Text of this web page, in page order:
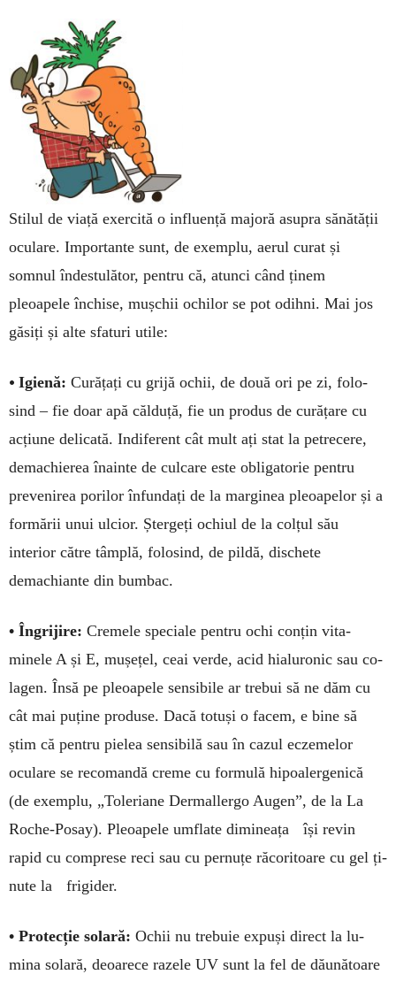
Stilul de viață exercită o influență majoră asu­pra sănătății
oculare. Impor­tante sunt, de exemplu, aerul curat și
somnul îndestulător, pentru că, atunci când ținem
pleoapele în­chise, mușchii ochi­lor se pot odih­ni. Mai jos
găsiți și alte sfa­­turi utile:
• Igi­e­nă: Curățați cu grijă o­chii, de do­uă ori pe zi, folo­
sind – fie doar apă căl­duță, fie un produs de cu­­rățare cu
ac­țiune de­li­­ca­tă. Indi­fe­rent cât mult ați stat la petrecere,
de­ma­chie­rea înainte de culcare este obligatorie pentru
preve­nirea porilor înfundați de la marginea pleoapelor și a
for­mă­rii unui ulcior. Ștergeți o­chiul de la colțul său
interior către tâmplă, folosind, de pil­dă, dischete
demachiante din bum­­bac.
• Îngrijire: Cremele spe­cia­le pentru ochi conțin vita­
minele A și E, mușețel, ceai verde, acid hia­luronic sau co­
lagen. Însă pe pleoapele sensi­bile ar trebui să ne dăm cu
cât mai puține pro­duse. Dacă to­tuși o fa­cem, e bi­ne să
știm că pentru pielea sen­sibilă sau în cazul eczemelor
oculare se recomandă creme cu for­mulă hipoalergenică
(de exemplu, „Toleriane Der­­mal­ler­go Augen”, de la La
Roche-Posay). Pleoa­pele umfla­te dimineața își revin
rapid cu comprese reci sau cu per­nuțe răcoritoare cu gel ți­
nute la fri­gi­der.
• Protecție solară: Ochii nu trebuie ex­puși direct la lu­
mina solară, deoa­rece razele UV sunt la fel de dău­nătoare